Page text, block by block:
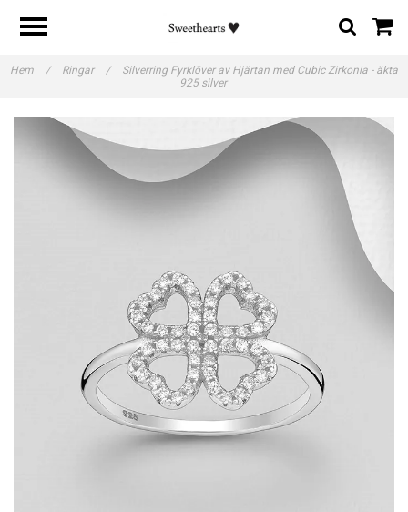
Hem / Ringar /
Silverring Fyrklöver av Hjärtan med Cubic Zirkonia - äkta
925 silver